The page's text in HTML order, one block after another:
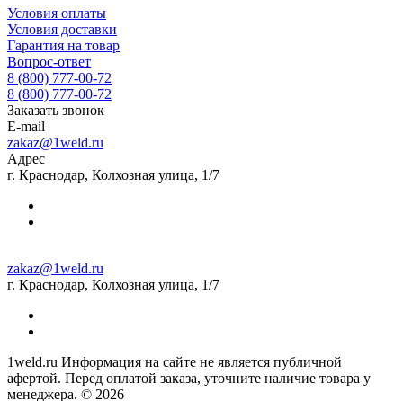
Условия оплаты
Условия доставки
Гарантия на товар
Вопрос-ответ
8 (800) 777-00-72
8 (800) 777-00-72
Заказать звонок
E-mail
zakaz@1weld.ru
Адрес
г. Краснодар, Колхозная улица, 1/7
zakaz@1weld.ru
г. Краснодар, Колхозная улица, 1/7
1weld.ru Информация на сайте не является публичной
афертой. Перед оплатой заказа, уточните наличие товара у
менеджера. © 2026